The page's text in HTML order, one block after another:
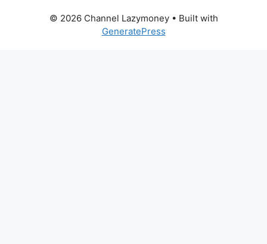
© 2026 Channel Lazymoney• Built with
GeneratePress